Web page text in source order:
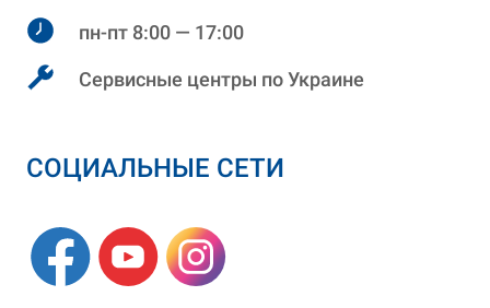
пн-пт 8:00 — 17:00
Сервисные центры по Украине
СОЦИАЛЬНЫЕ СЕТИ